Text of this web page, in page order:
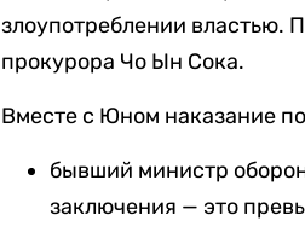
злоупотреблении властью.
прокурора Чо Ын Сока.
Вместе с Юном наказание
бывший министр
заключения — это